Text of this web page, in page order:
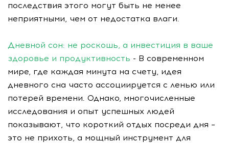
последствия этого могут быть не менее
неприятными, чем от недостатка влаги.
Дневной сон: не роскошь, а инвестиция в ваше
здоровье и продуктивность - В современном
мире, где каждая минута на счету, идея
дневного сна часто ассоциируется с ленью или
потерей времени. Однако, многочисленные
исследования и опыт успешных людей
показывают, что короткий отдых посреди дня –
это не прихоть, а мощный инструмент для